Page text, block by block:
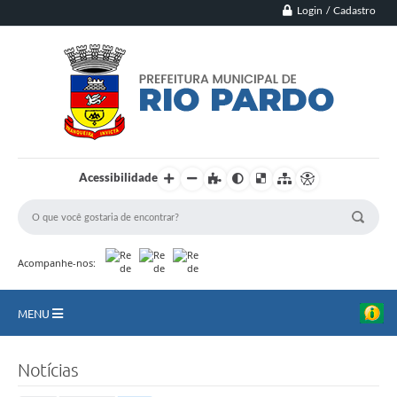
Login / Cadastro
Acessibilidade
Acompanhe-nos:
MENU
Notícias